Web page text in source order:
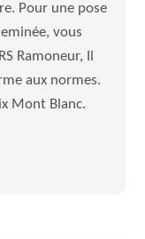
Pour une pose
vous
Ramoneur, Il
aux normes.
Mont Blanc.